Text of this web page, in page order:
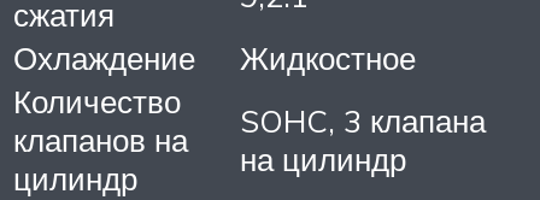
сжатия
Охлаждение
Жидкостное
Количество
клапанов на
цилиндр
SOHC, 3 клапана
на цилиндр